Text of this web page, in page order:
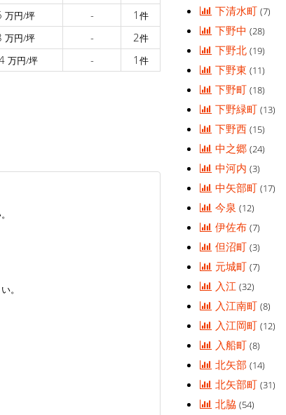
万円/坪 - 1 件
万円/坪 - 2件
万円/坪 - 1 件
。
下清水町(7)
下野中(28)
下野北(19)
下野東(11)
下野町(18)
下野緑町(13)
下野西(15)
中之郷(24)
中河内(3)
中矢部町(17)
今泉(12)
伊佐布(7)
但沼町(3)
元城町(7)
入江(32)
入江南町(8)
入江岡町(12)
入船町(8)
北矢部(14)
北矢部町(31)
北脇(54)